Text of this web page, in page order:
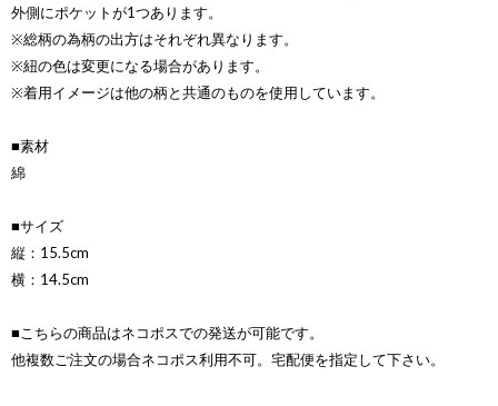
外側にポケットが1つあります。
※総柄の為柄の出方はそれぞれ異なります。
※紐の色は変更になる場合があります。
※着用イメージは他の柄と共通のものを使用しています。
■素材
綿
■サイズ
縦：15.5cm
横：14.5cm
■こちらの商品はネコポスでの発送が可能です。
他複数ご注文の場合ネコポス利用不可。宅配便を指定して下さい。